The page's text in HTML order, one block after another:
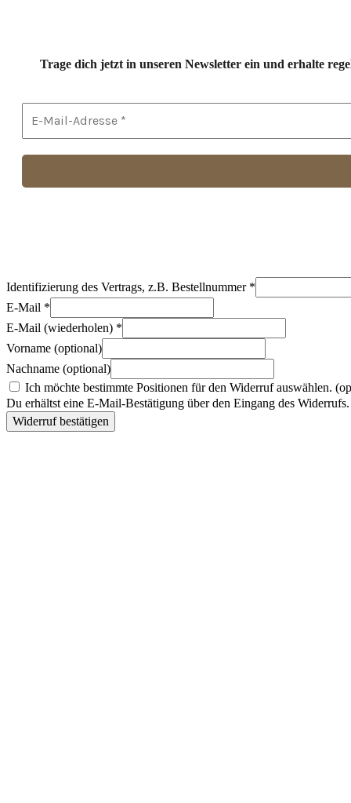
Trage dich jetzt in unseren Newsletter ein und erhalte
Identifizierung des Vertrags, z.B. Bestellnummer *
E-Mail *
E-Mail (wiederholen) *
Vorname (optional)
Nachname (optional)
Ich möchte bestimmte Positionen für den Widerruf auswählen.
Du erhältst eine E-Mail-Bestätigung über den Eingang des
Widerruf bestätigen